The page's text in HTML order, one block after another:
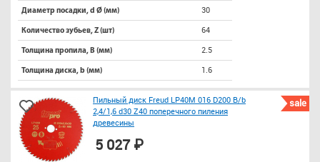
Диаметр посадки, d Ø (мм) 30
Количество зубьев, Z (шт) 64
Толщина пропила, B (мм) 2.5
Толщина диска, b (мм) 1.6
sale
Пильный диск Freud LP40M 016 D200 B/b
2,4/1,6 d30 Z40 поперечного пиления
древесины
5 027 ₽